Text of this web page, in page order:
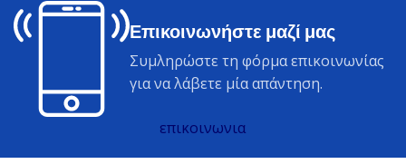
Επικοινωνήστε μαζί μας
Συμληρώστε τη φόρμα επικοινωνίας
για να λάβετε μία απάντηση.
επικοινωνια